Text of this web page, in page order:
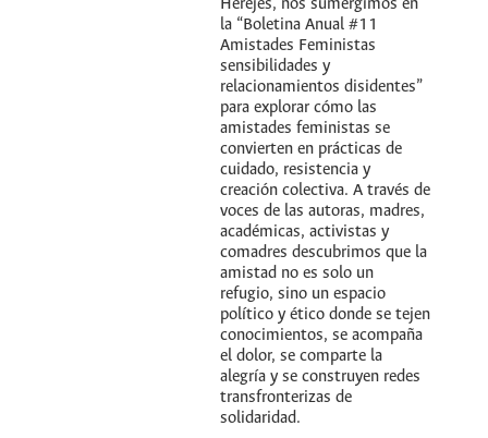
Herejes, nos sumergimos en
la “Boletina Anual #11
Amistades Feministas
sensibilidades y
relacionamientos disidentes”
para explorar cómo las
amistades feministas se
convierten en prácticas de
cuidado, resistencia y
creación colectiva. A través de
voces de las autoras, madres,
académicas, activistas y
comadres descubrimos que la
amistad no es solo un
refugio, sino un espacio
político y ético donde se tejen
conocimientos, se acompaña
el dolor, se comparte la
alegría y se construyen redes
transfronterizas de
solidaridad.